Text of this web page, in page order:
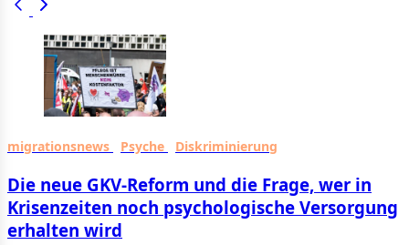
migrationsnews Psyche Diskriminierung
Die neue GKV-Reform und die Frage, wer in
Krisenzeiten noch psychologische Versorgung
erhalten wird